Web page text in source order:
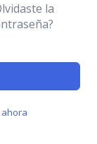
la